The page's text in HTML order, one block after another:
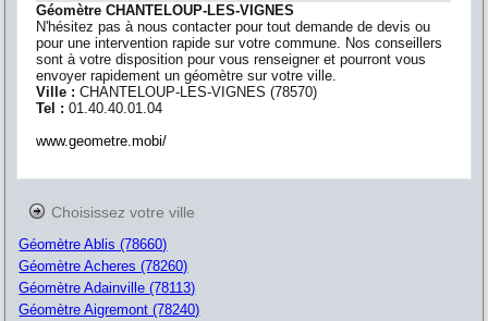
Géomètre CHANTELOUP-LES-VIGNES
N'hésitez pas à nous contacter pour tout demande de devis ou
pour une intervention rapide sur votre commune. Nos conseillers
sont à votre disposition pour vous renseigner et pourront vous
envoyer rapidement un géomètre sur votre ville.
Ville :CHANTELOUP-LES-VIGNES (78570)
Tel :01.40.40.01.04
www.geometre.mobi/
Choisissez votre ville
Géomètre Ablis (78660)
Géomètre Acheres (78260)
Géomètre Adainville (78113)
Géomètre Aigremont (78240)